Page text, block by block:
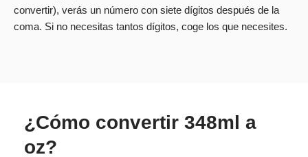
convertir), verás un número con siete dígitos después de la
coma. Si no necesitas tantos dígitos, coge los que necesites.
¿Cómo convertir 348ml a
oz?